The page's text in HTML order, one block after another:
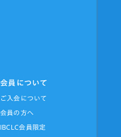
会員について
ご入会について
会員の方へ
IBCLC会員限定